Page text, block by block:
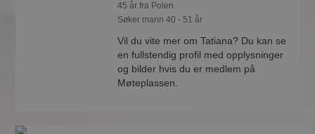
45 år fra Polen
Søker mann 40 - 51 år
Vil du vite mer om Tatiana? Du kan se
en fullstendig profil med opplysninger
og bilder hvis du er medlem på
Møteplassen.